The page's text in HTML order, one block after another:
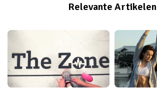
Relevante Artikelen